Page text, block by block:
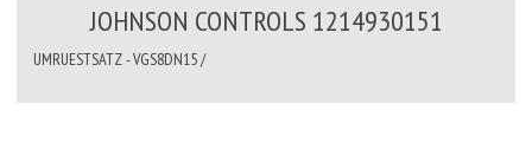
JOHNSON CONTROLS 1214930151
UMRUESTSATZ - VGS8DN15 /